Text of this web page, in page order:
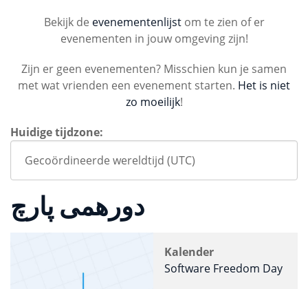
Bekijk de evenementenlijstom te zien of er
evenementen in jouw omgeving zijn!
Zijn er geen evenementen? Misschien kun je samen
met wat vrienden een evenement starten. Het is niet
zo moeilijk!
Huidige tijdzone:
دورهمی پارچ
Kalender
Software Freedom Day